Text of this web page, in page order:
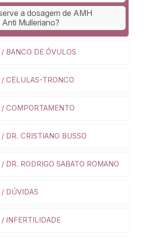
a dosagem de AMH
Mulleriano?
BANCO DE ÓVULOS
/ CÉLULAS-TRONCO
COMPORTAMENTO
DR. CRISTIANO BUSSO
DR. RODRIGO SABATO ROMANO
DÚVIDAS
/ INFERTILIDADE